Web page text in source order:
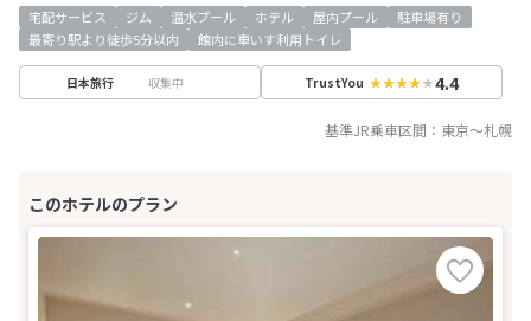
宅配サービス ジム 温水プール ホテル 屋内プール
駐車場有り
最寄り駅より徒歩5分以内
館内に車いす利用トイレ
日本旅行 収集中 TrustYou 4.4
基準JR乗車区間： 東京～札幌